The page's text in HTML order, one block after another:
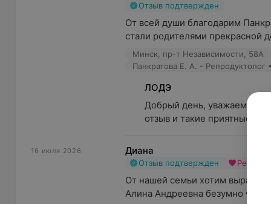
Отзыв подтвержден
От всей души благодарим
стали родителями прекрасной
Минск, пр-т Независимости, 58А
Панкратова Е. А. - Репродуктолог
ЛОДЭ
Добрый день, уважаемая
отзыв и такие приятные
16 июля 2026 Диана
Отзыв подтвержден
От нашей семьи хотим
Алина Андреевна безумно